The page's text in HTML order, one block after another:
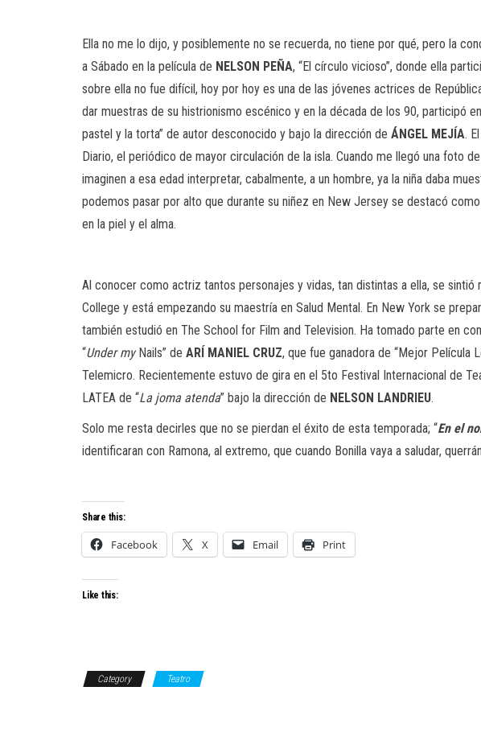
Ella no me lo dijo, y posiblemente no se recuerda, no tiene por qué, pero la
a Sábado en la película de NELSON PEÑA, “El círculo vicioso”, donde ella
sobre ella no fue difícil, hoy por hoy es una de las jóvenes actrices de
dar muestras de su histrionismo escénico y en la década de los 90, participó
pastel y la torta” de autor desconocido y bajo la dirección de ÁNGEL MEJÍA.
Diario, el periódico de mayor circulación de la isla. Cuando me llegó una foto
imaginen a esa edad interpretar, cabalmente, a un hombre, ya la niña daba
podemos pasar por alto que durante su niñez en New Jersey se destacó
en la piel y el alma.
Al conocer como actriz tantos personajes y vidas, tan distintas a ella, se
College y está empezando su maestría en Salud Mental. En New York se
también estudió en The School for Film and Television. Ha tomado parte en
“Under myNails” de ARÍ MANIEL CRUZ, que fue ganadora de “Mejor Película
Telemicro. Recientemente estuvo de gira en el 5to Festival Internacional de
LATEA de “La joma atenda” bajo la dirección de NELSON LANDRIEU.
Solo me resta decirles que no se pierdan el éxito de esta temporada; “En el
identificaran con Ramona, al extremo, que cuando Bonilla vaya a saludar,
Share this:
Facebook X Email Print
Like this:
Category Teatro